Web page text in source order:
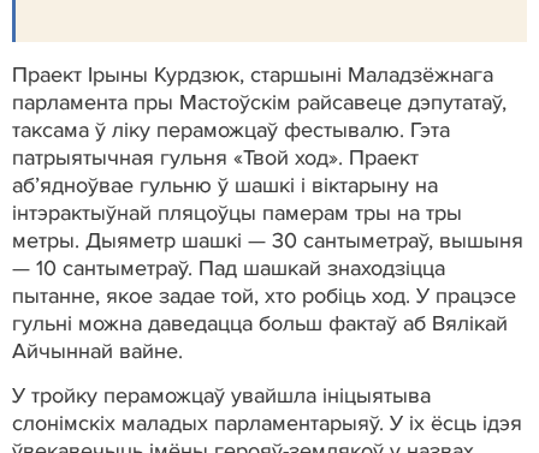
Праект Ірыны Курдзюк, старшыні Маладзёжнага
парламента пры Мастоўскім райсавеце дэпутатаў,
таксама ў ліку пераможцаў фестывалю. Гэта
патрыятычная гульня «Твой ход». Праект
аб’ядноўвае гульню ў шашкі і віктарыну на
інтэрактыўнай пляцоўцы памерам тры на тры
метры. Дыяметр шашкі — 30 сантыметраў, вышыня
— 10 сантыметраў. Пад шашкай знаходзіцца
пытанне, якое задае той, хто робіць ход. У працэсе
гульні можна даведацца больш фактаў аб Вялікай
Айчыннай вайне.
У тройку пераможцаў увайшла ініцыятыва
слонімскіх маладых парламентарыяў. У іх ёсць ідэя